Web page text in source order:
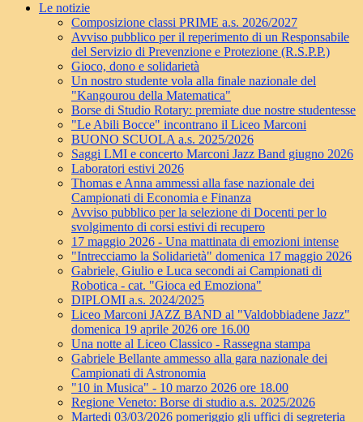
Le notizie
Composizione classi PRIME a.s. 2026/2027
Avviso pubblico per il reperimento di un Responsabile
del Servizio di Prevenzione e Protezione (R.S.P.P.)
Gioco, dono e solidarietà
Un nostro studente vola alla finale nazionale del
"Kangourou della Matematica"
Borse di Studio Rotary: premiate due nostre studentesse
"Le Abili Bocce" incontrano il Liceo Marconi
BUONO SCUOLA a.s. 2025/2026
Saggi LMI e concerto Marconi Jazz Band giugno 2026
Laboratori estivi 2026
Thomas e Anna ammessi alla fase nazionale dei
Campionati di Economia e Finanza
Avviso pubblico per la selezione di Docenti per lo
svolgimento di corsi estivi di recupero
17 maggio 2026 - Una mattinata di emozioni intense
"Intrecciamo la Solidarietà" domenica 17 maggio 2026
Gabriele, Giulio e Luca secondi ai Campionati di
Robotica - cat. "Gioca ed Emoziona"
DIPLOMI a.s. 2024/2025
Liceo Marconi JAZZ BAND al "Valdobbiadene Jazz"
domenica 19 aprile 2026 ore 16.00
Una notte al Liceo Classico - Rassegna stampa
Gabriele Bellante ammesso alla gara nazionale dei
Campionati di Astronomia
"10 in Musica" - 10 marzo 2026 ore 18.00
Regione Veneto: Borse di studio a.s. 2025/2026
Martedi 03/03/2026 pomeriggio gli uffici di segreteria